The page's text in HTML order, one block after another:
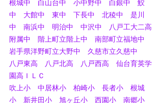
根城中　白山台中　小中野中　白銀中　鮫
中　大館中　東中　下長中　北稜中　是川
中　南浜中　明治中　中沢中　八戸工大二高
附属中　階上町立階上中　南部町立福地中
岩手県洋野町立大野中　久慈市立久慈中
八戸東高　八戸北高　八戸西高　仙台育英学
園高ＩＬＣ
吹上小　中居林小　柏崎小　長者小　根城
小　新井田小　旭ヶ丘小　西園小　南郷小